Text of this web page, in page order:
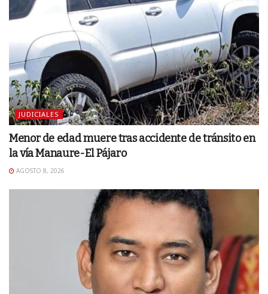
JUDICIALES
Menor de edad muere tras accidente de tránsito en
la vía Manaure-El Pájaro
AGOSTO 8, 2026